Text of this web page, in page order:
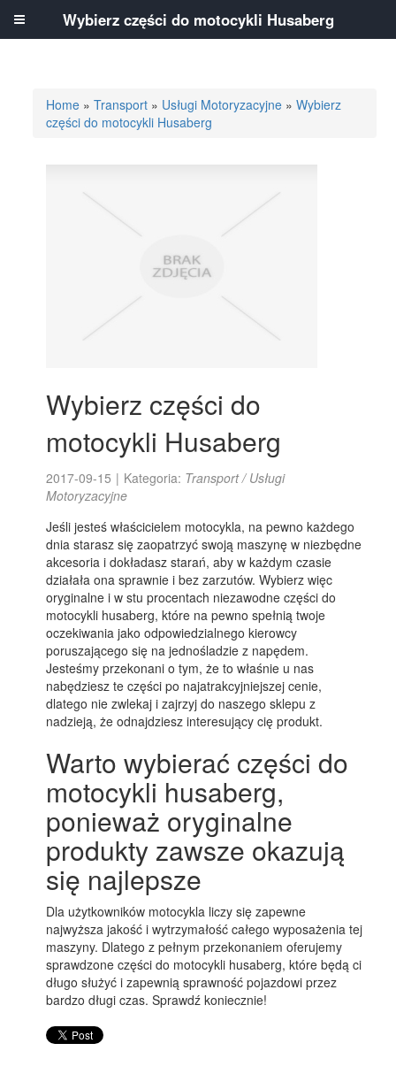
Home »Transport » Usługi Motoryzacyjne »Wybierz
części do motocykli Husaberg
Wybierz części do
motocykli Husaberg
2017-09-15 | Kategoria: Transport / Usługi
Motoryzacyjne
Jeśli jesteś właścicielem motocykla, na pewno każdego
dnia starasz się zaopatrzyć swoją maszynę w niezbędne
akcesoria i dokładasz starań, aby w każdym czasie
działała ona sprawnie i bez zarzutów. Wybierz więc
oryginalne i w stu procentach niezawodne części do
motocykli husaberg, które na pewno spełnią twoje
oczekiwania jako odpowiedzialnego kierowcy
poruszającego się na jednośladzie z napędem.
Jesteśmy przekonani o tym, że to właśnie u nas
nabędziesz te części po najatrakcyjniejszej cenie,
dlatego nie zwlekaj i zajrzyj do naszego sklepu z
nadzieją, że odnajdziesz interesujący cię produkt.
Warto wybierać części do
motocykli husaberg,
ponieważ oryginalne
produkty zawsze okazują
się najlepsze
Dla użytkowników motocykla liczy się zapewne
najwyższa jakość i wytrzymałość całego wyposażenia tej
maszyny. Dlatego z pełnym przekonaniem oferujemy
sprawdzone części do motocykli husaberg, które będą ci
długo służyć i zapewnią sprawność pojazdowi przez
bardzo długi czas. Sprawdź koniecznie!
Wybierz części do motocykli Husaberg